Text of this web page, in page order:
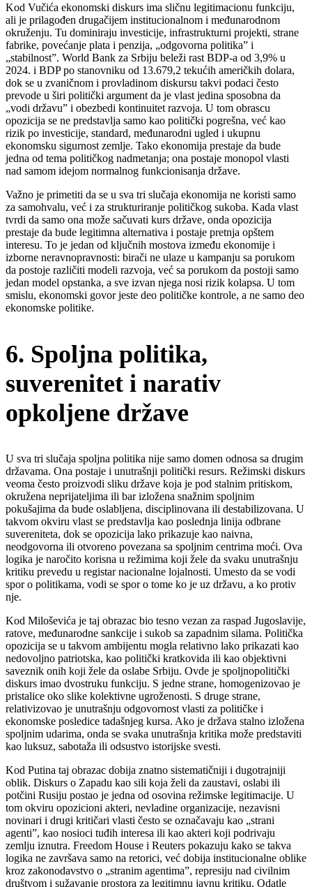
Kod Vučića ekonomski diskurs ima sličnu legitimacionu funkciju,
ali je prilagođen drugačijem institucionalnom i međunarodnom
okruženju. Tu dominiraju investicije, infrastrukturni projekti, strane
fabrike, povećanje plata i penzija, „odgovorna politika” i
„stabilnost”. World Bank za Srbiju beleži rast BDP-a od 3,9% u
2024. i BDP po stanovniku od 13.679,2 tekućih američkih dolara,
dok se u zvaničnom i provladinom diskursu takvi podaci često
prevode u širi politički argument da je vlast jedina sposobna da
„vodi državu” i obezbedi kontinuitet razvoja. U tom obrascu
opozicija se ne predstavlja samo kao politički pogrešna, već kao
rizik po investicije, standard, međunarodni ugled i ukupnu
ekonomsku sigurnost zemlje. Tako ekonomija prestaje da bude
jedna od tema političkog nadmetanja; ona postaje monopol vlasti
nad samom idejom normalnog funkcionisanja države.
Važno je primetiti da se u sva tri slučaja ekonomija ne koristi samo
za samohvalu, već i za strukturiranje političkog sukoba. Kada vlast
tvrdi da samo ona može sačuvati kurs države, onda opozicija
prestaje da bude legitimna alternativa i postaje pretnja opštem
interesu. To je jedan od ključnih mostova između ekonomije i
izborne neravnopravnosti: birači ne ulaze u kampanju sa porukom
da postoje različiti modeli razvoja, već sa porukom da postoji samo
jedan model opstanka, a sve izvan njega nosi rizik kolapsa. U tom
smislu, ekonomski govor jeste deo političke kontrole, a ne samo deo
ekonomske politike.
6. Spoljna politika,
suverenitet i narativ
opkoljene države
U sva tri slučaja spoljna politika nije samo domen odnosa sa drugim
državama. Ona postaje i unutrašnji politički resurs. Režimski diskurs
veoma često proizvodi sliku države koja je pod stalnim pritiskom,
okružena neprijateljima ili bar izložena snažnim spoljnim
pokušajima da bude oslabljena, disciplinovana ili destabilizovana. U
takvom okviru vlast se predstavlja kao poslednja linija odbrane
suvereniteta, dok se opozicija lako prikazuje kao naivna,
neodgovorna ili otvoreno povezana sa spoljnim centrima moći. Ova
logika je naročito korisna u režimima koji žele da svaku unutrašnju
kritiku prevedu u registar nacionalne lojalnosti. Umesto da se vodi
spor o politikama, vodi se spor o tome ko je uz državu, a ko protiv
nje.
Kod Miloševića je taj obrazac bio tesno vezan za raspad Jugoslavije,
ratove, međunarodne sankcije i sukob sa zapadnim silama. Politička
opozicija se u takvom ambijentu mogla relativno lako prikazati kao
nedovoljno patriotska, kao politički kratkovida ili kao objektivni
saveznik onih koji žele da oslabe Srbiju. Ovde je spoljnopolitički
diskurs imao dvostruku funkciju. S jedne strane, homogenizovao je
pristalice oko slike kolektivne ugroženosti. S druge strane,
relativizovao je unutrašnju odgovornost vlasti za političke i
ekonomske posledice tadašnjeg kursa. Ako je država stalno izložena
spoljnim udarima, onda se svaka unutrašnja kritika može predstaviti
kao luksuz, sabotaža ili odsustvo istorijske svesti.
Kod Putina taj obrazac dobija znatno sistematičniji i dugotrajniji
oblik. Diskurs o Zapadu kao sili koja želi da zaustavi, oslabi ili
potčini Rusiju postao je jedna od osovina režimske legitimacije. U
tom okviru opozicioni akteri, nevladine organizacije, nezavisni
novinari i drugi kritičari vlasti često se označavaju kao „strani
agenti”, kao nosioci tuđih interesa ili kao akteri koji podrivaju
zemlju iznutra. Freedom House i Reuters pokazuju kako se takva
logika ne završava samo na retorici, već dobija institucionalne oblike
kroz zakonodavstvo o „stranim agentima”, represiju nad civilnim
društvom i sužavanje prostora za legitimnu javnu kritiku. Odatle